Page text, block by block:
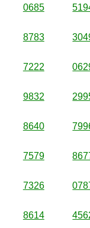
0685
8783
7222
9832
8640
7579
7326
8614